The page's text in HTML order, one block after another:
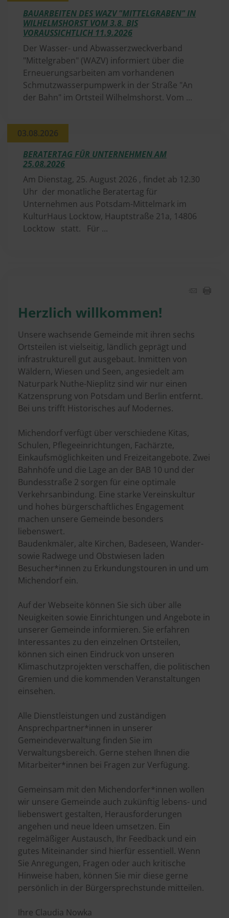
BAUARBEITEN DES WAZV "MITTELGRABEN" IN
WILHELMSHORST VOM 3.8. BIS
VORAUSSICHTLICH 11.9.2026
Der Wasser- und Abwasserzweckverband
"Mittelgraben" (WAZV) informiert über die
Erneuerungsarbeiten am vorhandenen
Schmutzwasserpumpwerk in der Straße "An
der Bahn" im Ortsteil Wilhelmshorst. Vom ...
03.​08.​2026
BERATERTAG FÜR UNTERNEHMEN AM
25.08.2026
Am Dienstag, 25. August 2026 , findet ab 12.30
Uhr der monatliche Beratertag für
Unternehmen aus Potsdam-Mittelmark im
KulturHaus Locktow, Hauptstraße 21a, 14806
Locktow statt. Für ...
Herzlich willkommen!
Unsere wachsende Gemeinde mit ihren sechs
Ortsteilen ist vielseitig, ländlich geprägt und
infrastrukturell gut ausgebaut. Inmitten von
Wäldern, Wiesen und Seen, angesiedelt am
Naturpark Nuthe-Nieplitz sind wir nur einen
Katzensprung von Potsdam und Berlin entfernt.
Bei uns trifft Historisches auf Modernes.
Michendorf verfügt über verschiedene Kitas,
Schulen, Pflegeeinrichtungen, Fachärzte,
Einkaufsmöglichkeiten und Freizeitangebote. Zwei
Bahnhöfe und die Lage an der BAB 10 und der
Bundesstraße 2 sorgen für eine optimale
Verkehrsanbindung. Eine starke Vereinskultur
und hohes bürgerschaftliches Engagement
machen unsere Gemeinde besonders
liebenswert.
Baudenkmäler, alte Kirchen, Badeseen, Wander-
sowie Radwege und Obstwiesen laden
Besucher*innen zu Erkundungstouren in und um
Michendorf ein.
Auf der Webseite können Sie sich über alle
Neuigkeiten sowie Einrichtungen und Angebote in
unserer Gemeinde informieren. Sie erfahren
Interessantes zu den einzelnen Ortsteilen,
können sich einen Eindruck von unseren
Klimaschutzprojekten verschaffen, die politischen
Gremien und die kommenden Veranstaltungen
einsehen.
Alle Dienstleistungen und zuständigen
Ansprechpartner*innen in unserer
Gemeindeverwaltung finden Sie im
Verwaltungsbereich. Gerne stehen Ihnen die
Mitarbeiter*innen bei Fragen zur Verfügung.
Gemeinsam mit den Michendorfer*innen wollen
wir unsere Gemeinde auch zukünftig lebens- und
liebenswert gestalten, Herausforderungen
angehen und neue Ideen umsetzen. Ein
regelmäßiger Austausch, Ihr Feedback und ein
gutes Miteinander sind hierfür essentiell. Wenn
Sie Anregungen, Fragen oder auch kritische
Hinweise haben, können Sie mir diese gerne
persönlich in der Bürgersprechstunde mitteilen.
Ihre Claudia Nowka